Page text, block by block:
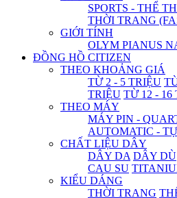
SPORTS - THỂ
THỜI TRANG
GIỚI TÍNH
OLYM PIANUS
ĐỒNG HỒ CITIZEN
THEO KHOẢNG GIÁ
TỪ 2 - 5 TRIỆU
TRIỆU TỪ 12 - 16
THEO MÁY
MÁY PIN -
AUTOMATIC -
CHẤT LIỆU DÂY
DÂY DA DÂY DÙ
CAU SU
KIỂU DÁNG
THỜI TRANG